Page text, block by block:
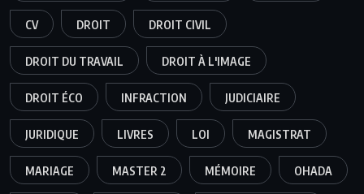
CV DROIT DROIT CIVIL
DROIT DU TRAVAIL DROIT À L'IMAGE
DROIT ÉCO INFRACTION JUDICIAIRE
JURIDIQUE LIVRES LOI MAGISTRAT
MARIAGE MASTER 2 MÉMOIRE OHADA